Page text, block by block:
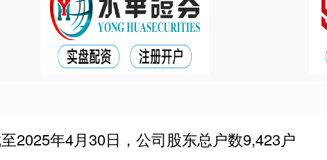
2025年4月30日，公司股东总户数9,423户